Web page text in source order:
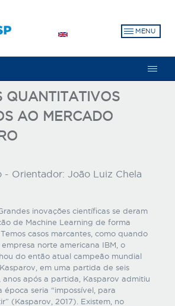
MENU
QUANTITATIVOS
AO MERCADO
- Orientador: João Luiz Chela
inovações científicas se deram
de Machine Learning de forma
casos marcantes, como quando
norte americana IBM, o
do então atual campeão mundial
em uma partida de seis
anos após a partida, Kasparov admitiu
seria “impossível, para
(Kasparov, 2017). Existem, no